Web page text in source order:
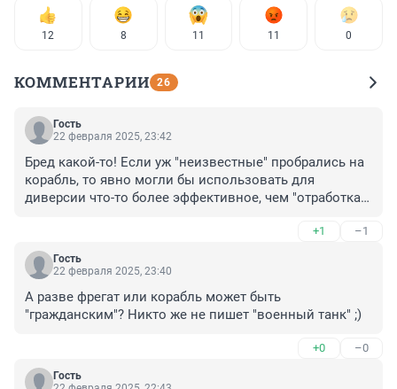
12 8 11 11 0
КОММЕНТАРИИ 26
Гость
22 февраля 2025, 23:42
Бред какой-то! Если уж "неизвестные" пробрались на
корабль, то явно могли бы использовать для
диверсии что-то более эффективное, чем "отработка".
+1 –1
Гость
22 февраля 2025, 23:40
А разве фрегат или корабль может быть
"гражданским"? Никто же не пишет "военный танк" ;)
+0 –0
Гость